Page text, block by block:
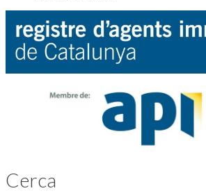
Cerca